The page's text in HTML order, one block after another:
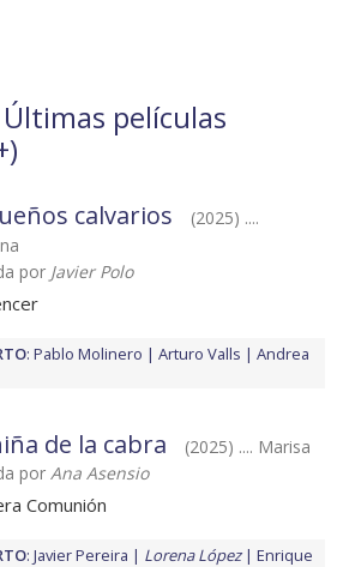
películas
)
calvarios
(2025) ....
por Javier Polo
: Pablo Molinero Arturo Valls
Andrea
de la cabra
(2025) .... Marisa
por Ana Asensio
Comunión
: Javier Pereira Lorena López
Enrique